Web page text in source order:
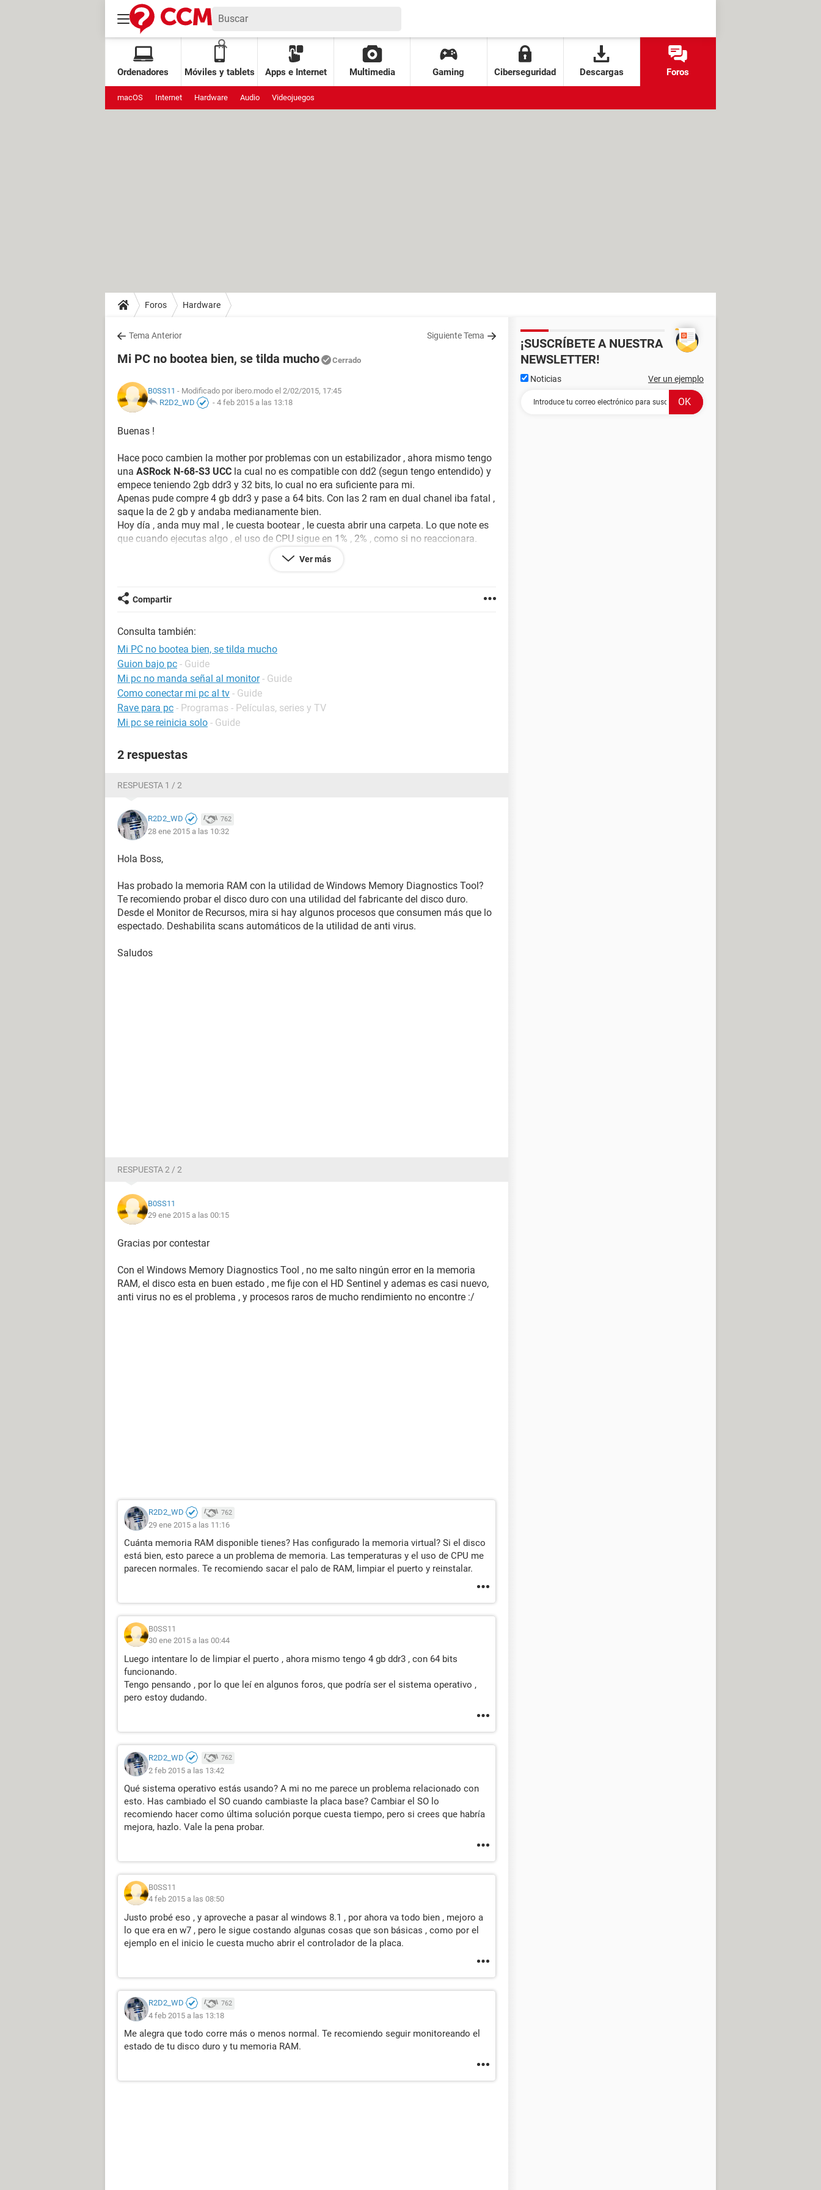
Ordenadores Móviles y tablets Apps e Internet Multimedia Gaming Ciberseguridad Descargas Foros
macOS Internet Hardware Audio Videojuegos
Foros Hardware
Tema Anterior Siguiente Tema
Mi PC no bootea bien, se tilda mucho Cerrado
B0SS11 - Modificado por ibero.modo el 2/02/2015, 17:45
R2D2_WD
- 4 feb 2015 a las 13:18
Buenas !
Hace poco cambien la mother por problemas con un estabilizador , ahora mismo tengo
una ASRock N-68-S3 UCC la cual no es compatible con dd2 (segun tengo entendido) y
empece teniendo 2gb ddr3 y 32 bits, lo cual no era suficiente para mi.
Apenas pude compre 4 gb ddr3 y pase a 64 bits. Con las 2 ram en dual chanel iba fatal ,
saque la de 2 gb y andaba medianamente bien.
Hoy día , anda muy mal , le cuesta bootear , le cuesta abrir una carpeta. Lo que note es
que cuando ejecutas algo , el uso de CPU sigue en 1% , 2% , como si no reaccionara.
Desde ya muchas gracias ! suerte !
Ver más
Compartir
Consulta también:
Mi PC no bootea bien, se tilda mucho
Guion bajo pc - Guide
Mi pc no manda señal al monitor - Guide
Como conectar mi pc al tv - Guide
Rave para pc - Programas - Películas, series y TV
Mi pc se reinicia solo - Guide
2 respuestas
RESPUESTA 1 / 2
R2D2_WD 762
28 ene 2015 a las 10:32
Hola Boss,
Has probado la memoria RAM con la utilidad de Windows Memory Diagnostics Tool?
Te recomiendo probar el disco duro con una utilidad del fabricante del disco duro.
Desde el Monitor de Recursos, mira si hay algunos procesos que consumen más que lo
espectado. Deshabilita scans automáticos de la utilidad de anti virus.
Saludos
RESPUESTA 2 / 2
B0SS11
29 ene 2015 a las 00:15
Gracias por contestar
Con el Windows Memory Diagnostics Tool , no me salto ningún error en la memoria
RAM, el disco esta en buen estado , me fije con el HD Sentinel y ademas es casi nuevo,
anti virus no es el problema , y procesos raros de mucho rendimiento no encontre :/
R2D2_WD 762
29 ene 2015 a las 11:16
Cuánta memoria RAM disponible tienes? Has configurado la memoria virtual? Si el disco
está bien, esto parece a un problema de memoria. Las temperaturas y el uso de CPU me
parecen normales. Te recomiendo sacar el palo de RAM, limpiar el puerto y reinstalar.
B0SS11
30 ene 2015 a las 00:44
Luego intentare lo de limpiar el puerto , ahora mismo tengo 4 gb ddr3 , con 64 bits
funcionando.
Tengo pensando , por lo que leí en algunos foros, que podría ser el sistema operativo ,
pero estoy dudando.
R2D2_WD 762
2 feb 2015 a las 13:42
Qué sistema operativo estás usando? A mi no me parece un problema relacionado con
esto. Has cambiado el SO cuando cambiaste la placa base? Cambiar el SO lo
recomiendo hacer como última solución porque cuesta tiempo, pero si crees que habría
mejora, hazlo. Vale la pena probar.
B0SS11
4 feb 2015 a las 08:50
Justo probé eso , y aproveche a pasar al windows 8.1 , por ahora va todo bien , mejoro a
lo que era en w7 , pero le sigue costando algunas cosas que son básicas , como por el
ejemplo en el inicio le cuesta mucho abrir el controlador de la placa.
R2D2_WD 762
4 feb 2015 a las 13:18
Me alegra que todo corre más o menos normal. Te recomiendo seguir monitoreando el
estado de tu disco duro y tu memoria RAM.
¡SUSCRÍBETE A NUESTRA
NEWSLETTER!
Noticias Ver un ejemplo